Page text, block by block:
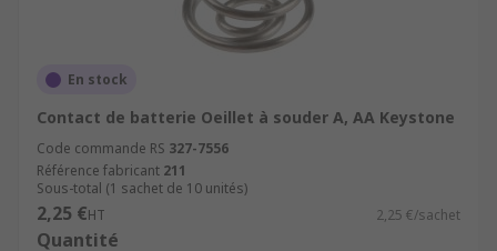
En stock
Contact de batterie Oeillet à souder A, AA Keystone
Code commande RS 327-7556
Référence fabricant 211
Sous-total (1 sachet de 10 unités)
2,25 €HT 2,25 €/sachet
Quantité